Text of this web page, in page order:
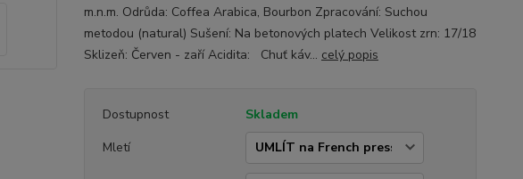
m.n.m. Odrůda: Coffea Arabica, Bourbon Zpracování: Suchou
metodou (natural) Sušení: Na betonových platech Velikost zrn: 17/18
Sklizeň: Červen - zaří Acidita: Chuť káv... celý popis
Dostupnost
Skladem
Mletí